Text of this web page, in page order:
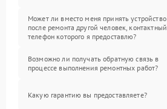
Может ли вместо меня принять устройство
после ремонта другой человек, контактный
телефон которого я предоставлю?
Возможно ли получать обратную связь в
процессе выполнения ремонтных работ?
Какую гарантию вы предоставляете?